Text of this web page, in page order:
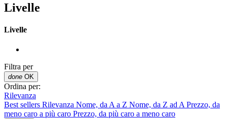
Livelle
Livelle
Filtra per
done OK
Ordina per:
Rilevanza
Best sellers Rilevanza Nome, da A a Z Nome, da Z ad A Prezzo, da
meno caro a più caro Prezzo, da più caro a meno caro